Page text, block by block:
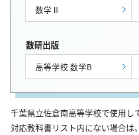
数学Ⅱ
数研出版
高等学校 数学B
千葉県立佐倉南高等学校で使用し
対応教科書リスト内にない場合